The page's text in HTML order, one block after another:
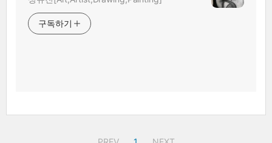
구독하기